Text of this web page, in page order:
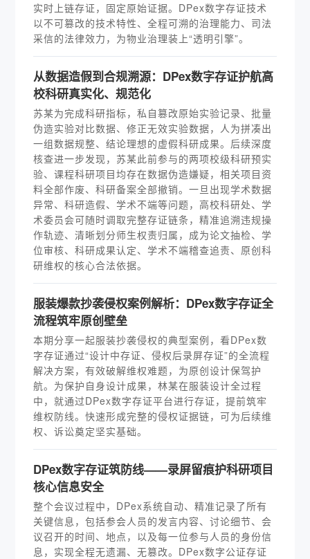
实时上链存证，固定原始证据。DPex数字存证技术
以不可篡改的技术特性、全程可溯的治理能力、司法
采信的法律效力，为物业治理装上“透明引擎”。
从数据造假到合规溯源：DPex数字存证护航高
校科研真实化、规范化
苏某为完成科研指标，私自篡改原始实验记录、批量
伪造实验对比数据、修正无效实验数据，人为拼凑出
一组数据规整、结论理想的虚假科研成果。后续深度
核查进一步发现，苏某此前参与的两项校级科研预实
验、课程科研项目均存在数据伪造嫌疑，相关项目资
料全部作废、科研备案全部撤销。一旦出现学术数据
异常、科研造假、学术不端等问题，高校科研处、学
术委员会可随时调取完整存证链条，精准追溯违规操
作轨迹、清晰划分师生权责归属，成为论文抽检、学
位审核、科研成果认定、学术不端稽查追责、原创科
研维权的核心合法依据。
服装爆款抄袭侵权案例解析：DPex数字存证全
流程筑牢原创壁垒
本期分享一起服装抄袭侵权的典型案例，看DPex数
字存证通过“设计中存证、侵权后录屏存证”的全流程
解决方案，有效破解维权难题，为原创设计保驾护
航。为保护自身设计成果，林某在服装设计全过程
中，就通过DPex数字存证平台进行存证，提前筑牢
维权防线。快速形成完整的侵权证据链，可为后续维
权、诉讼奠定坚实基础。
DPex数字存证筑防线——录屏留痕护科研项目
核心信息安全
整个会议过程中，DPex系统自动、精准记录了所有
关键信息，包括参会人员的发言内容、讨论细节、会
议召开的时间、地点，以及每一位参与人员的身份信
息，实现全程无遗漏、无篡改。DPex数字公证存证